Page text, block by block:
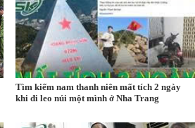
Tìm kiếm nam thanh niên mất tích 2 ngày
khi đi leo núi một mình ở Nha Trang